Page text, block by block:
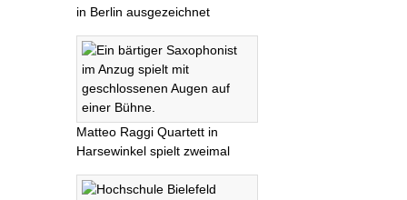
in Berlin ausgezeichnet
Matteo Raggi Quartett in
Harsewinkel spielt zweimal